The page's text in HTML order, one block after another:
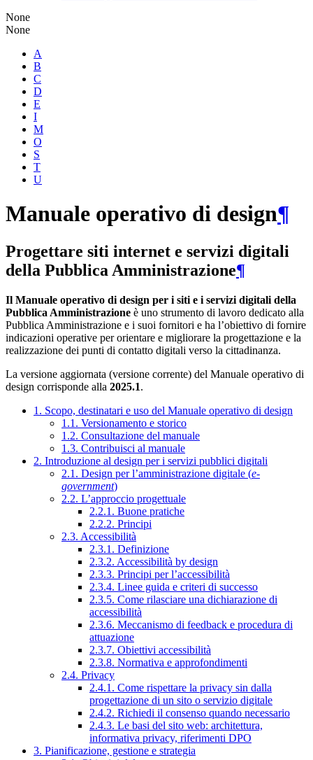
None
None
A
B
C
D
E
I
M
O
S
T
U
Manuale operativo di design¶
Progettare siti internet e servizi digitali
della Pubblica Amministrazione¶
Il Manuale operativo di design per i siti e i servizi digitali della
Pubblica Amministrazione è uno strumento di lavoro dedicato alla
Pubblica Amministrazione e i suoi fornitori e ha l’obiettivo di fornire
indicazioni operative per orientare e migliorare la progettazione e la
realizzazione dei punti di contatto digitali verso la cittadinanza.
La versione aggiornata (versione corrente) del Manuale operativo di
design corrisponde alla 2025.1.
1. Scopo, destinatari e uso del Manuale operativo di design
1.1. Versionamento e storico
1.2. Consultazione del manuale
1.3. Contribuisci al manuale
2. Introduzione al design per i servizi pubblici digitali
2.1. Design per l’amministrazione digitale (e-
government)
2.2. L’approccio progettuale
2.2.1. Buone pratiche
2.2.2. Principi
2.3. Accessibilità
2.3.1. Definizione
2.3.2. Accessibilità by design
2.3.3. Principi per l’accessibilità
2.3.4. Linee guida e criteri di successo
2.3.5. Come rilasciare una dichiarazione di
accessibilità
2.3.6. Meccanismo di feedback e procedura di
attuazione
2.3.7. Obiettivi accessibilità
2.3.8. Normativa e approfondimenti
2.4. Privacy
2.4.1. Come rispettare la privacy sin dalla
progettazione di un sito o servizio digitale
2.4.2. Richiedi il consenso quando necessario
2.4.3. Le basi del sito web: architettura,
informativa privacy, riferimenti DPO
3. Pianificazione, gestione e strategia